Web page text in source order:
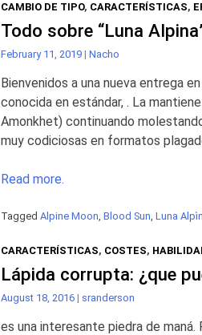
CAMBIO DE TIPO, CARACTERÍSTICAS,
Todo sobre “Luna
February 11, 2019 | Nacho
Bienvenidos a una nueva entrega
conocida en estándar, . La
Amonkhet) continuando
muy codiciosas en formatos
Read more.
Tagged Alpine Moon, Blood Sun, Luna
CARACTERÍSTICAS, COSTES,
Lápida corrupta: ¿que
August 18, 2016 | sranderson
es una interesante piedra de